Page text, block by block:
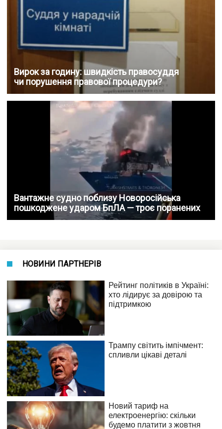
Вирок за годину: швидкість правосуддя
чи порушення правової процедури?
Вантажне судно поблизу Новоросійська
пошкоджене ударом БпЛА — троє поранених
НОВИНИ ПАРТНЕРІВ